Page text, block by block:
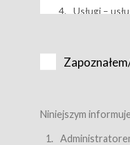
Usługi –
Karnety –
Bilety –
przewidziane
filmowych,
Niniejszym